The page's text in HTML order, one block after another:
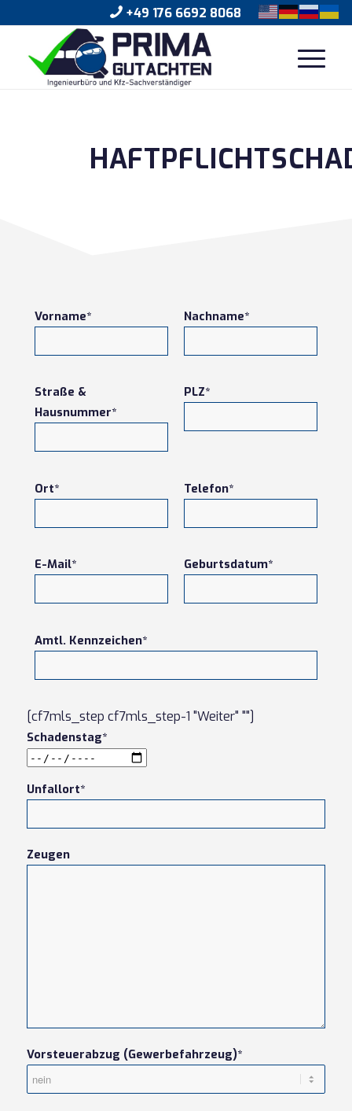
+49 176 6692 8068
Vorname* Nachname*
Straße &
Hausnummer*
PLZ*
Ort* Telefon*
E-Mail* Geburtsdatum*
Amtl. Kennzeichen*
[cf7mls_step cf7mls_step-1 "Weiter" ""]
Schadenstag*
Unfallort*
Zeugen
Vorsteuerabzug (Gewerbefahrzeug)*